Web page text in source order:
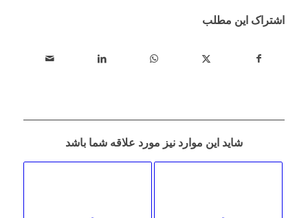
اشتراک این مطلب
شاید این موارد نیز مورد علاقه شما باشد